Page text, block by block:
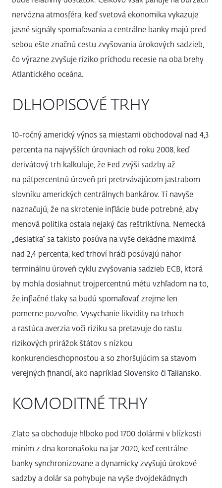
nervózna atmosféra, keď svetová ekonomika vykazuje
jasné signály spomaľovania a centrálne banky majú pred
sebou ešte značnú cestu zvyšovania úrokových sadzieb,
čo výrazne zvyšuje riziko príchodu recesie na oba brehy
Atlantického oceána.
DLHOPISOVÉ TRHY
10-ročný americký výnos sa miestami obchodoval nad 4,3
percenta na najvyšších úrovniach od roku 2008, keď
derivátový trh kalkuluje, že Fed zvýši sadzby až
na päťpercentnú úroveň pri pretrvávajúcom jastrabom
slovníku amerických centrálnych bankárov. Tí navyše
naznačujú, že na skrotenie inflácie bude potrebné, aby
menová politika ostala nejaký čas reštriktívna. Nemecká
„desiatka“ sa takisto posúva na vyše dekádne maximá
nad 2,4 percenta, keď trhoví hráči posúvajú nahor
terminálnu úroveň cyklu zvyšovania sadzieb ECB, ktorá
by mohla dosiahnuť trojpercentnú métu vzhľadom na to,
že inflačné tlaky sa budú spomaľovať zrejme len
pomerne pozvoľne. Vysychanie likvidity na trhoch
a rastúca averzia voči riziku sa pretavuje do rastu
rizikových prirážok štátov s nízkou
konkurencieschopnosťou a so zhoršujúcim sa stavom
verejných financií, ako napríklad Slovensko či Taliansko.
KOMODITNÉ TRHY
Zlato sa obchoduje hlboko pod 1700 dolármi v blízkosti
miním z dna koronašoku na jar 2020, keď centrálne
banky synchronizovane a dynamicky zvyšujú úrokové
sadzby a dolár sa pohybuje na vyše dvojdekádnych